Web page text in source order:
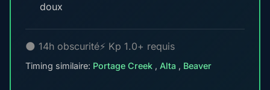
doux
🌑 14h obscurité⚡ Kp 1.0+ requis
Timing similaire: Portage Creek , Alta , Beaver